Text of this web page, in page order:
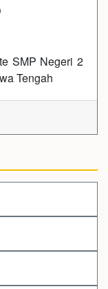
SMP Negeri 2
Tengah